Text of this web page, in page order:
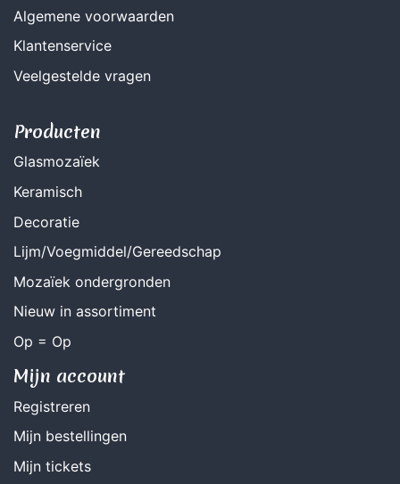
Algemene voorwaarden
Klantenservice
Veelgestelde vragen
Producten
Glasmozaïek
Keramisch
Decoratie
Lijm/Voegmiddel/Gereedschap
Mozaïek ondergronden
Nieuw in assortiment
Op = Op
Mijn account
Registreren
Mijn bestellingen
Mijn tickets